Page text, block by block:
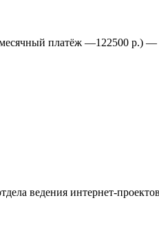
платёж —122500
ведения интернет-